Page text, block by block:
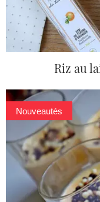
Riz au
Nouveautés